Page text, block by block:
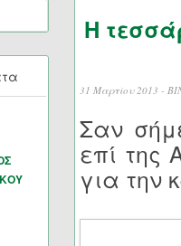
Η
31 Μαρτίου 2013 -
Σαν
επί της
για την